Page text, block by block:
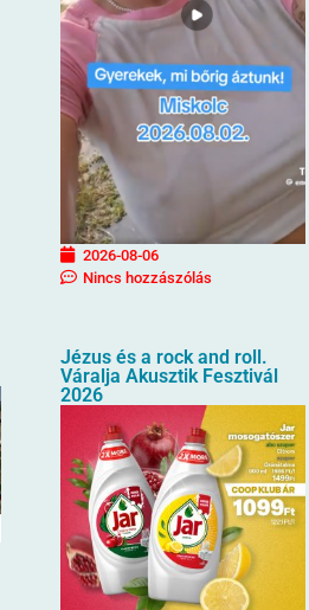
2026-08-06
Nincs hozzászólás
Jézus és a rock and roll.
Váralja Akusztik Fesztivál
2026